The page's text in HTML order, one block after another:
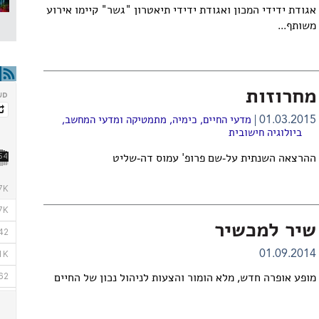
אגודת ידידי המכון ואגודת ידידי תיאטרון "גשר" קיימו אירוע
משותף...
מחרוזות
01.03.2015 מדעי החיים, כימיה, מתמטיקה ומדעי המחשב,
ביולוגיה חישובית
ההרצאה השנתית על-שם פרופ' עמוס דה-שליט
שיר למכשיר
01.09.2014
מופע אופרה חדש, מלא הומור והצעות לניהול נכון של החיים